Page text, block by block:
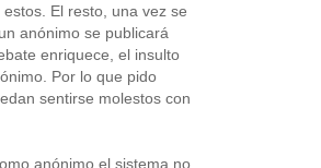
El resto, una vez se
anónimo se publicará
enriquece, el insulto
Por lo que pido
sentirse molestos con
anónimo el sistema no